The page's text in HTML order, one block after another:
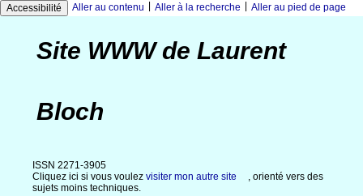
Accessibilité Aller au contenu Aller à la recherche Aller au pied de page
Site WWW de Laurent
Bloch
ISSN 2271-3905
Cliquez ici si vous voulez visiter mon autre site
, orienté vers des
sujets moins techniques.